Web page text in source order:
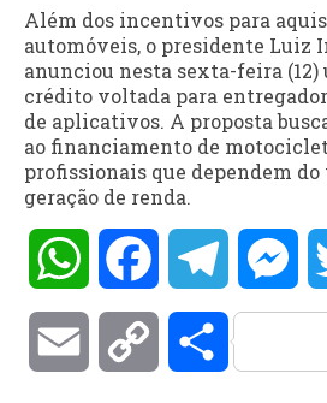
Além dos incentivos para
automóveis, o presidente Luiz
anunciou nesta sexta-feira
crédito voltada para
de aplicativos. A proposta
ao financiamento de
profissionais que dependem
geração de renda.
WhatsAppFacebookTelegram
Email Copy